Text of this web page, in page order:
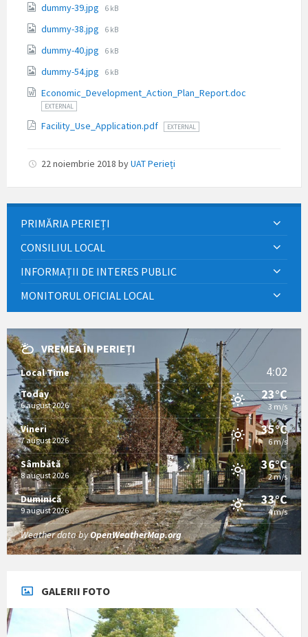
dummy-39.jpg File
6 kB
dummy-38.jpg File
6 kB
dummy-40.jpg File
6 kB
dummy-54.jpg File
6 kB
Economic_Development_Action_Plan_Report.doc
EXTERNAL
Facility_Use_Application.pdf EXTERNAL
22 noiembrie 2018 byUAT Perieți
PRIMĂRIA PERIEȚI
CONSILIUL LOCAL
INFORMAȚII DE INTERES PUBLIC
MONITORUL OFICIAL LOCAL
VREMEA ÎN PERIEȚI
Local Time 4:02
Today
6 august 2026
23°C
3 m/s
Vineri
7 august 2026
35°C
6 m/s
Sâmbătă
8 august 2026
36°C
2 m/s
Duminică
9 august 2026
33°C
4 m/s
Weather data byOpenWeatherMap.org
GALERII FOTO